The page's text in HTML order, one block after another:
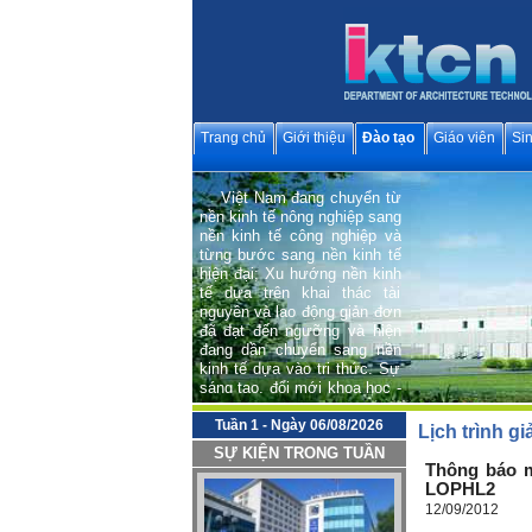
Trang chủ Giới thiệu Đào tạo Giáo viên
Việt Nam đang chuyển từ
nền kinh tế nông nghiệp sang
nền kinh tế công nghiệp và
từng bước sang nền kinh tế
hiện đại; Xu hướng nền kinh
tế dựa trên khai thác tài
nguyên và lao động giản đơn
đã đạt đến ngưỡng và hiện
đang dần chuyển sang nền
kinh tế dựa vào tri thức. Sự
sáng tạo, đổi mới khoa học -
công nghệ và văn hoá trở
thành động lực quan trọng
hàng đầu cho phát triển bền
vững và hội nhập quốc tế.
Trong tiến trình phát triển
chung đó, Bộ môn Kiến trúc
Công nghệ (Department of
Tuần 1 - Ngày 06/08/2026
SỰ KIỆN TRONG TUẦN
Lịch trình
Thông báo
LOPHL2
12/09/2012